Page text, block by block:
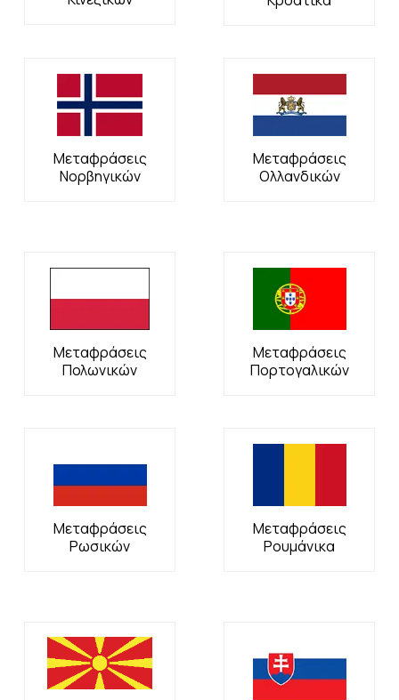
Μεταφράσεις
Νορβηγικών
Μεταφράσεις
Ολλανδικών
Μεταφράσεις
Πολωνικών
Μεταφράσεις
Πορτογαλικών
Μεταφράσεις
Ρωσικών
Μεταφράσεις
Ρουμάνικα